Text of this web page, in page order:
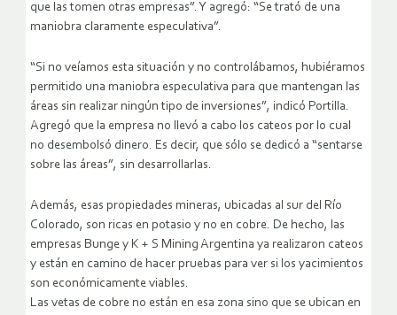
que las tomen otras empresas”. Y agregó: “Se trató de una
maniobra claramente especulativa”.
“Si no veíamos esta situación y no controlábamos, hubiéramos
permitido una maniobra especulativa para que mantengan las
áreas sin realizar ningún tipo de inversiones”, indicó Portilla.
Agregó que la empresa no llevó a cabo los cateos por lo cual
no desembolsó dinero. Es decir, que sólo se dedicó a “sentarse
sobre las áreas”, sin desarrollarlas.
Además, esas propiedades mineras, ubicadas al sur del Río
Colorado, son ricas en potasio y no en cobre. De hecho, las
empresas Bunge y K + S Mining Argentina ya realizaron cateos
y están en camino de hacer pruebas para ver si los yacimientos
son económicamente viables.
Las vetas de cobre no están en esa zona sino que se ubican en